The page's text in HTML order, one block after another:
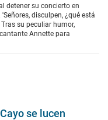
detener su concierto en
disculpen, ¿qué está
su peculiar humor,
Annette para
se lucen